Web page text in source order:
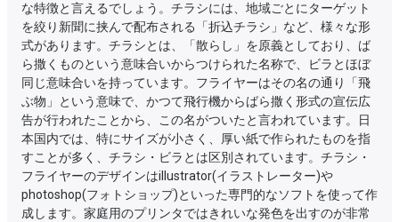
な特徴と言えるでしょう。チラシには、地域ごとにターゲット
を絞り新聞に挟んで配布される「折込チラシ」など、様々な形
式があります。チラシとは、「散らし」を原義としており、ば
ら撒くものという意味合いからつけられた名称で、ビラとほぼ
同じ意味合いを持っています。フライヤーはその名の通り「飛
ぶ物」という意味で、かつて飛行機からばら撒く形式の宣伝広
告が行われたことから、この名がついたと言われています。日
本国内では、特にサイズが小さく、厚い紙で作られたものを指
すことが多く、チラシ・ビラとは区別されています。チラシ・
フライヤーのデザインはillustrator(イラストレーター)や
photoshop(フォトショップ)といった専門的なソフトを使って作
成します。家庭用のプリンタではきれいな発色を出すのが非常